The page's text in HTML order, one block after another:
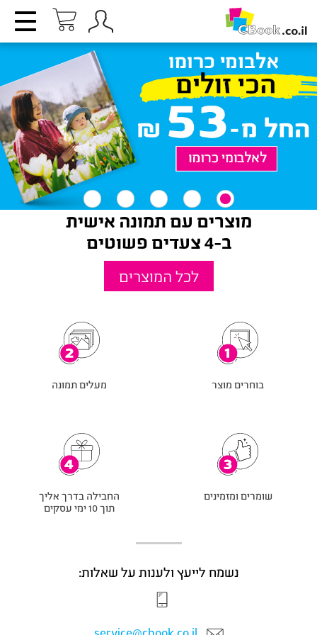
מוצרים עם תמונה אישית
ב-4 צעדים פשוטים
לכל המוצרים
בוחרים מוצר מעלים תמונה
שומרים ומזמינים
החבילה בדרך אליך
תוך 10 ימי עסקים
נשמח לייעץ ולענות על שאלות: